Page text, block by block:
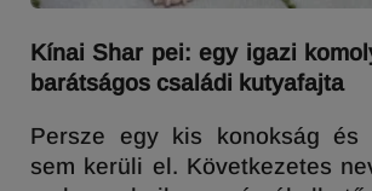
Kínai Shar pei: egy igazi
barátságos családi kutyafajta
Persze egy kis konokság és
sem kerüli el. Következetes